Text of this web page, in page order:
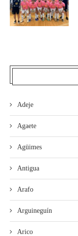
Adeje
Agaete
Agüimes
Antigua
Arafo
Arguineguín
Arico